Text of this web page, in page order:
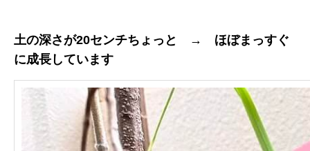
土の深さが20センチちょっと → ほぼまっすぐ
に成長しています